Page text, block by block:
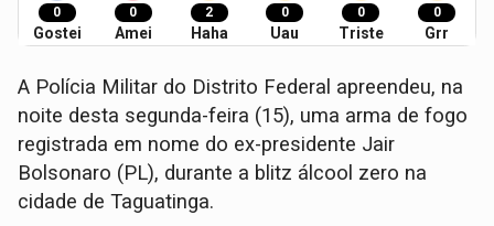
0
Gostei
0
Amei
2
Haha
0
Uau
0
Triste
0
Grr
A Polícia Militar do Distrito Federal apreendeu, na
noite desta segunda-feira (15), uma arma de fogo
registrada em nome do ex-presidente Jair
Bolsonaro (PL), durante a blitz álcool zero na
cidade de Taguatinga.